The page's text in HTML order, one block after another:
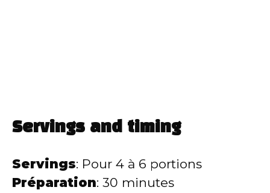
Servings and timing
Servings: Pour 4 à 6 portions
Préparation: 30 minutes